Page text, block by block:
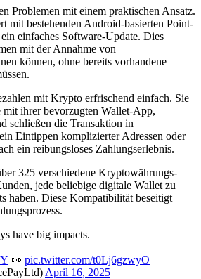
Problemen mit einem praktischen Ansatz.
mit bestehenden Android-basierten Point-
einfaches Software-Update. Dies
mit der Annahme von
können, ohne bereits vorhandene
mit Krypto erfrischend einfach. Sie
mit ihrer bevorzugten Wallet-App,
schließen die Transaktion in
Eintippen komplizierter Adressen oder
ein reibungsloses Zahlungserlebnis.
325 verschiedene Kryptowährungs-
jede beliebige digitale Wallet zu
haben. Diese Kompatibilität beseitigt
have big impacts.
👀 pic.twitter.com/t0Lj6gzwyO—
April 16, 2025